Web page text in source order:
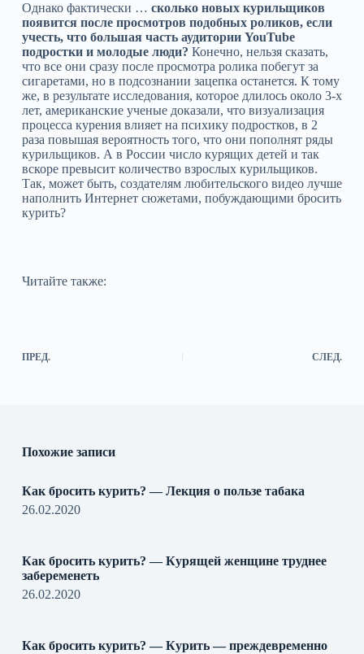
Однако фактически … сколько новых курильщиков
появится после просмотров подобных роликов, если
учесть, что большая часть аудитории YouTube
подростки и молодые люди? Конечно, нельзя сказать,
что все они сразу после просмотра ролика побегут за
сигаретами, но в подсознании зацепка останется. К тому
же, в результате исследования, которое длилось около 3-х
лет, американские ученые доказали, что визуализация
процесса курения влияет на психику подростков, в 2
раза повышая вероятность того, что они пополнят ряды
курильщиков. А в России число курящих детей и так
вскоре превысит количество взрослых курильщиков.
Так, может быть, создателям любительского видео лучше
наполнить Интернет сюжетами, побуждающими бросить
курить?
Читайте также:
ПРЕД. СЛЕД.
Похожие записи
Как бросить курить? — Лекция о пользе табака
26.02.2020
Как бросить курить? — Курящей женщине труднее
забеременеть
26.02.2020
Как бросить курить? — Курить — преждевременно